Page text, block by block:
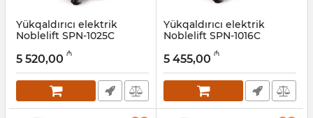
Yükqaldırıcı elektrik
Noblelift SPN-1025C
033001018
5 520,00 ₼
Yükqaldırıcı elektrik
Noblelift SPN-1016C
033001017
5 455,00 ₼